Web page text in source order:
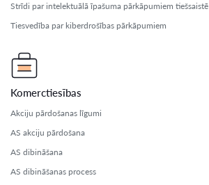
Strīdi par intelektuālā īpašuma pārkāpumiem tiešsaistē
Tiesvedība par kiberdrošības pārkāpumiem
Komerctiesības
Akciju pārdošanas līgumi
AS akciju pārdošana
AS dibināšana
AS dibināšanas process